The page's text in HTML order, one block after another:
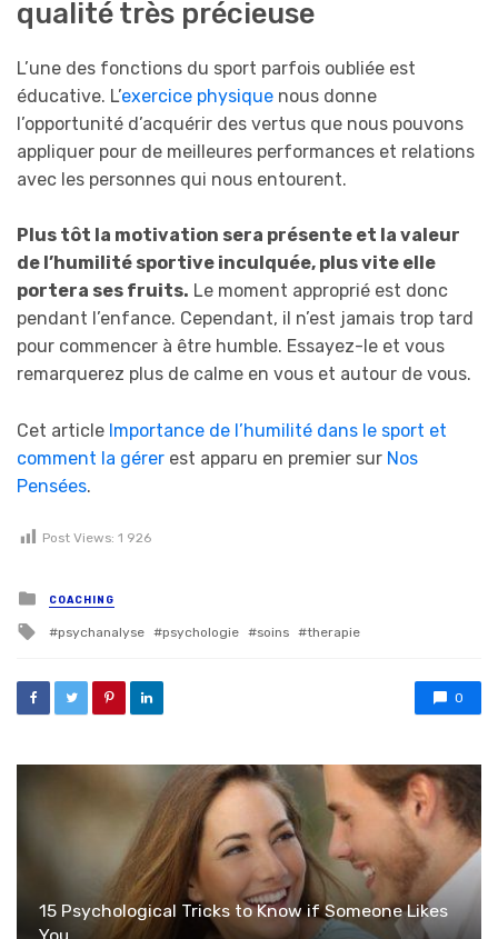
qualité très précieuse
L’une des fonctions du sport parfois oubliée est
éducative. L’exercice physique nous donne
l’opportunité d’acquérir des vertus que nous pouvons
appliquer pour de meilleures performances et relations
avec les personnes qui nous entourent.
Plus tôt la motivation sera présente et la valeur
de l’humilité sportive inculquée, plus vite elle
portera ses fruits. Le moment approprié est donc
pendant l’enfance. Cependant, il n’est jamais trop tard
pour commencer à être humble. Essayez-le et vous
remarquerez plus de calme en vous et autour de vous.
Cet article Importance de l’humilité dans le sport et
comment la gérer est apparu en premier sur Nos
Pensées.
Post Views: 1 926
Posted in
COACHING
Tagged with
psychanalyse psychologie soins therapie
0
15 Psychological Tricks to Know if Someone Likes